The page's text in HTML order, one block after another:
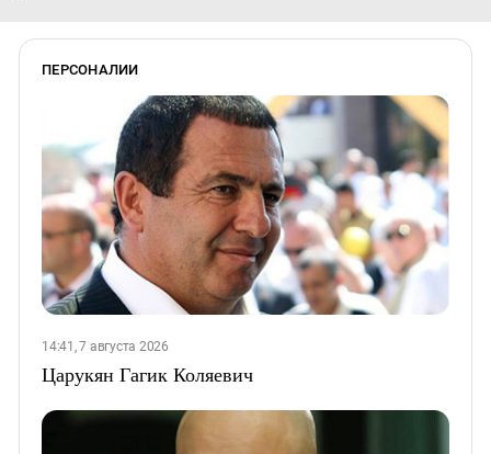
ПЕРСОНАЛИИ
14:41, 7 августа 2026
Царукян Гагик Коляевич